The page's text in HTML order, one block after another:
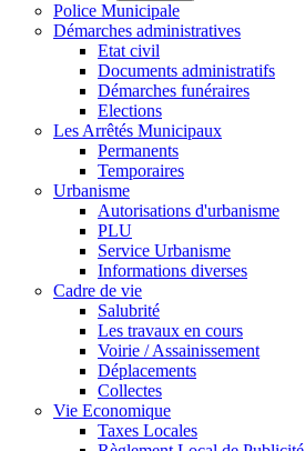
Police Municipale
Démarches administratives
Etat civil
Documents administratifs
Démarches funéraires
Elections
Les Arrêtés Municipaux
Permanents
Temporaires
Urbanisme
Autorisations d'urbanisme
PLU
Service Urbanisme
Informations diverses
Cadre de vie
Salubrité
Les travaux en cours
Voirie / Assainissement
Déplacements
Collectes
Vie Economique
Taxes Locales